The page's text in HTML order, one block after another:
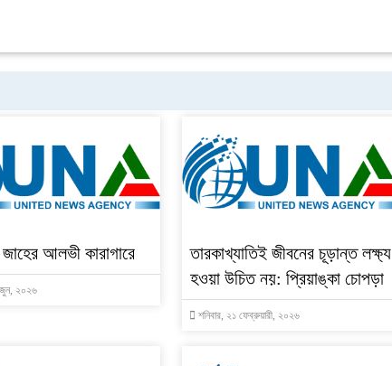
আলভী কারাগারে
২০২৬
তারকাখ্যাতিই জীবনের চূড়ান্ত লক্ষ্য
হওয়া উচিত নয়: প্রিয়াঙ্কা চোপড়া
শনিবার, ২১ ফেব্রুয়ারী, ২০২৬